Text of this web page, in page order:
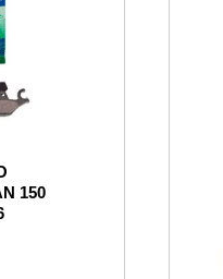
150